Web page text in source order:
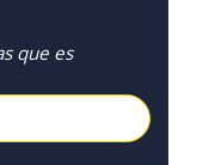
que es